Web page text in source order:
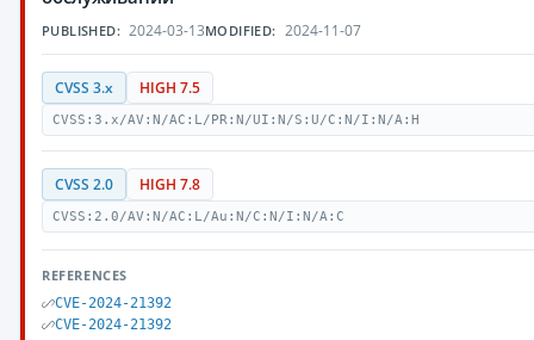
PUBLISHED: 2024-03-13MODIFIED: 2024-11-07
CVSS 3.x HIGH 7.5
CVSS:3.x/AV:N/AC:L/PR:N/UI:N/S:U/C:N/I:N/A:H
CVSS 2.0 HIGH 7.8
CVSS:2.0/AV:N/AC:L/Au:N/C:N/I:N/A:C
REFERENCES
CVE-2024-21392
CVE-2024-21392